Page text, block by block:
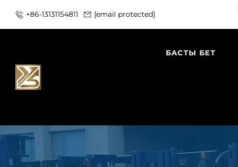
+86-13131154811 [email protected]
БАСТЫ БЕТ